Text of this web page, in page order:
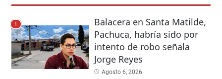
1
Balacera en Santa Matilde,
Pachuca, habría sido por
intento de robo señala
Jorge Reyes
Agosto 6, 2026